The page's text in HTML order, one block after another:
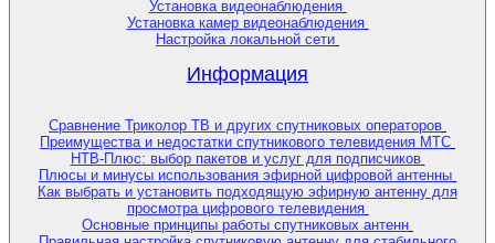
Установка видеонаблюдения
Установка камер видеонаблюдения
Настройка локальной сети
Информация
Сравнение Триколор ТВ и других спутниковых операторов
Преимущества и недостатки спутникового телевидения МТС
НТВ-Плюс: выбор пакетов и услуг для подписчиков
Плюсы и минусы использования эфирной цифровой антенны
Как выбрать и установить подходящую эфирную антенну для
просмотра цифрового телевидения
Основные принципы работы спутниковых антенн